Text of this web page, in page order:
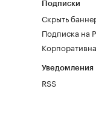
Подписки
Скрыть
Подписка на
Уведомления
RSS